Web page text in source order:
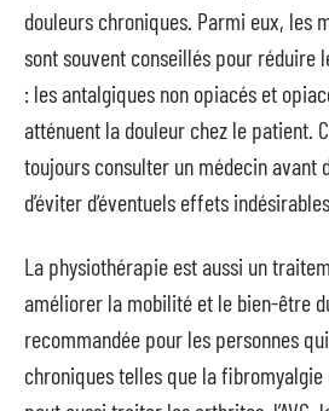
douleurs chroniques. Parmi eux, les
sont souvent conseillés pour réduire
: les antalgiques non opiacés et
atténuent la douleur chez le patient.
toujours consulter un médecin avant
d’éviter d’éventuels effets
La physiothérapie est aussi un
améliorer la mobilité et le bien-être
recommandée pour les personnes
chroniques telles que la